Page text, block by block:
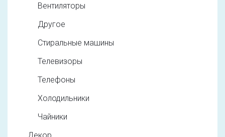
Вентиляторы
Другое
Стиральные машины
Телевизоры
Телефоны
Холодильники
Чайники
Декор